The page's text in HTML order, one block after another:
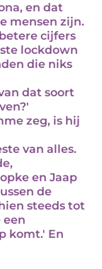
en dat
mensen zijn.
cijfers
lockdown
die niks
dat soort
zeg, is hij
van alles.
en Jaap
de
steeds tot
een
komt.' En